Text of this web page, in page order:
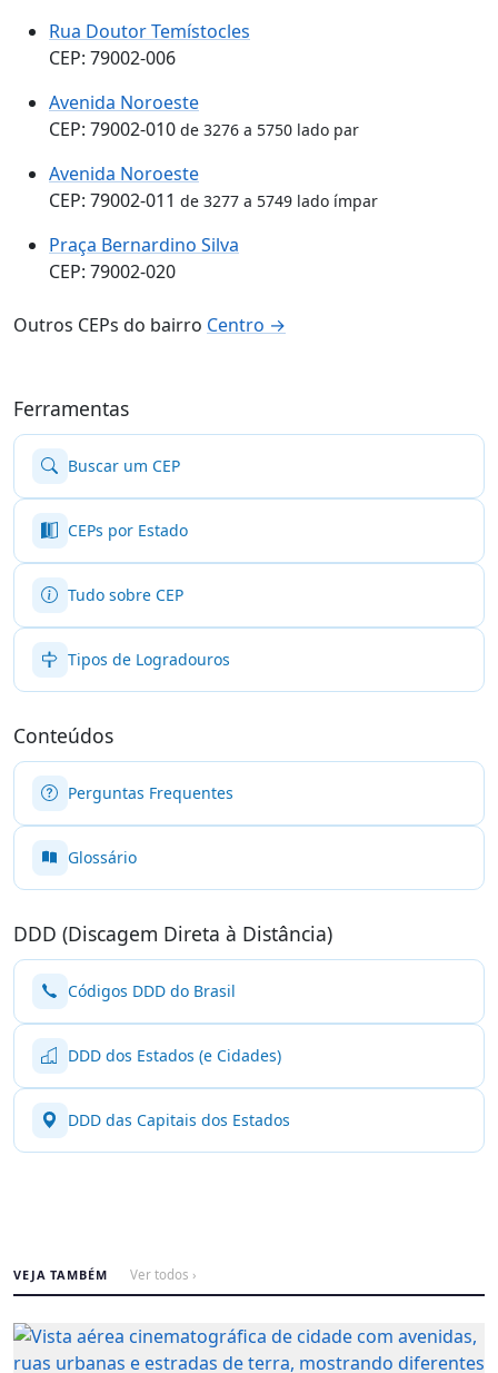
Rua Doutor Temístocles
CEP: 79002-006
Avenida Noroeste
CEP: 79002-010 de 3276 a 5750 lado par
Avenida Noroeste
CEP: 79002-011 de 3277 a 5749 lado ímpar
Praça Bernardino Silva
CEP: 79002-020
Outros CEPs do bairro Centro →
Ferramentas
Buscar um CEP
CEPs por Estado
Tudo sobre CEP
Tipos de Logradouros
Conteúdos
Perguntas Frequentes
Glossário
DDD (Discagem Direta à Distância)
Códigos DDD do Brasil
DDD dos Estados (e Cidades)
DDD das Capitais dos Estados
VEJA TAMBÉM Ver todos ›